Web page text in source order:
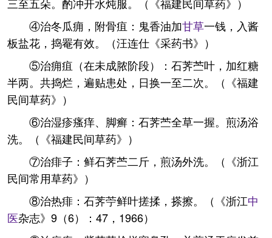
④治冬瓜痈，附骨疽：鬼香油加甘草一钱，入酱
板盐花，捣罨有效。（汪连仕《采药书》）
⑤治痈疽（在未成脓阶段）：石荠苎叶，加红糖
半两。共捣烂，遍贴患处，日换一至二次。（《福建
民间草药》）
⑥治湿疹瘙痒、脚癣：石荠苎全草一握。煎汤浴
洗。（《福建民间草药》）
⑦治痱子：鲜石荠苎二斤，煎汤外洗。（《浙江
民间常用草药》）
⑧治热痱：石荠苧鲜叶搓揉，搽擦。（《浙江中
医杂志》9（6）：47，1966）